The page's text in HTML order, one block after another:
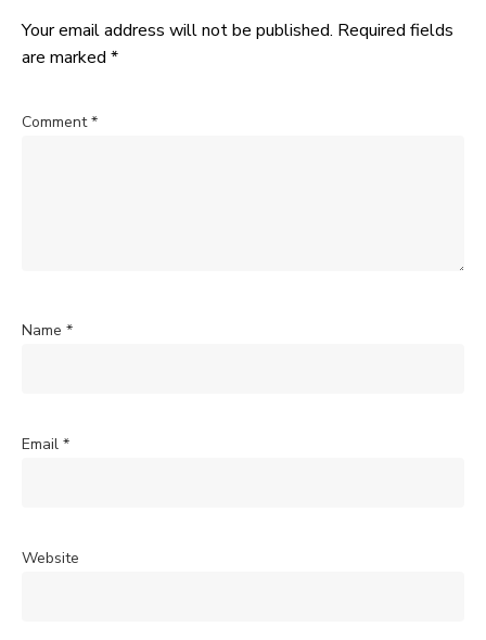
Your email address will not be published. Required fields
are marked *
Comment*
Name *
Email *
Website